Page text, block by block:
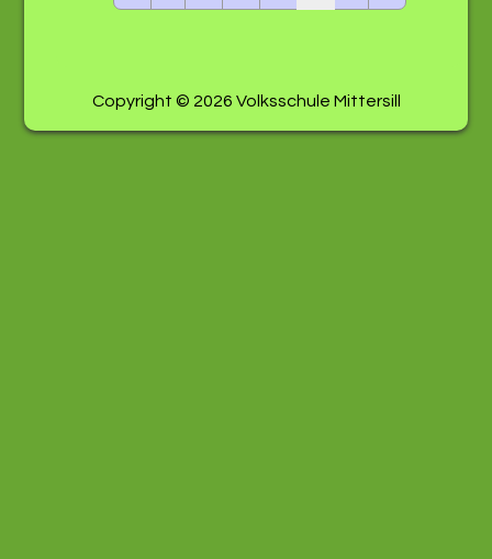
Copyright © 2026 Volksschule Mittersill